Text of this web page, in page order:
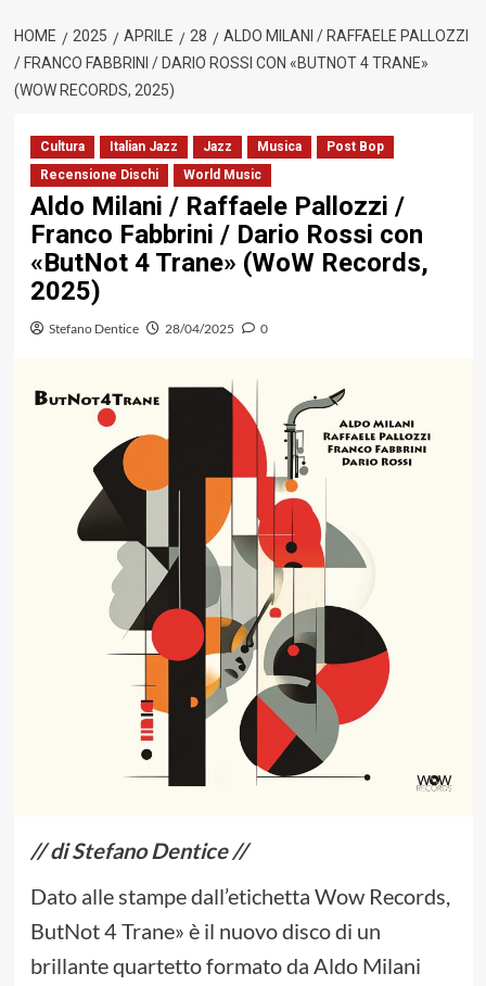
HOME 2025 APRILE 28
ALDO MILANI / RAFFAELE PALLOZZI
/ FRANCO FABBRINI / DARIO ROSSI CON «BUTNOT 4 TRANE»
(WOW RECORDS, 2025)
Cultura Italian Jazz Jazz Musica
Post Bop
Recensione Dischi
World Music
Aldo Milani / Raffaele Pallozzi /
Franco Fabbrini / Dario Rossi con
«ButNot 4 Trane» (WoW Records,
2025)
Stefano Dentice 28/04/2025 0
// di Stefano Dentice //
Dato alle stampe dall’etichetta Wow Records,
ButNot 4 Trane» è il nuovo disco di un
brillante quartetto formato da Aldo Milani